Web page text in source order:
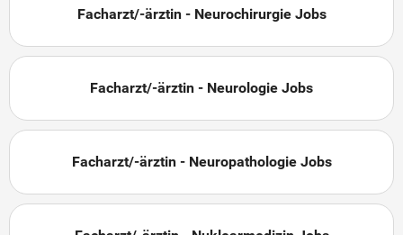
Facharzt/-ärztin - Neurochirurgie Jobs
Facharzt/-ärztin - Neurologie Jobs
Facharzt/-ärztin - Neuropathologie Jobs